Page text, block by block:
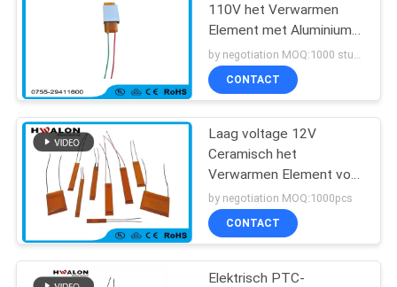
110V het Verwarmen
Element met Aluminium
Shell
CONTACT
Laag voltage 12V
Ceramisch het
Verwarmen Element voor
droogkap en
haargelijkrichters
by negotiation MOQ:1000pcs
CONTACT
Elektrisch PTC-